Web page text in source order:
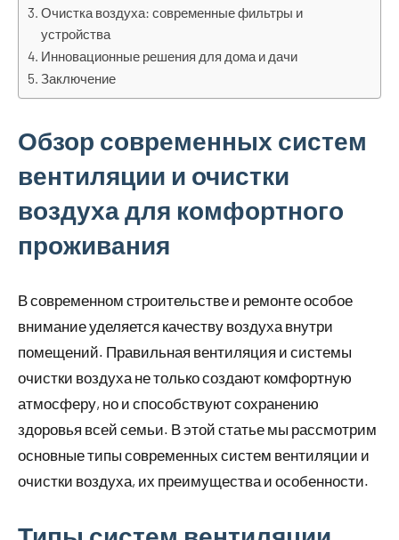
Очистка воздуха: современные фильтры и
устройства
Инновационные решения для дома и дачи
Заключение
Обзор современных систем
вентиляции и очистки
воздуха для комфортного
проживания
В современном строительстве и ремонте особое
внимание уделяется качеству воздуха внутри
помещений. Правильная вентиляция и системы
очистки воздуха не только создают комфортную
атмосферу, но и способствуют сохранению
здоровья всей семьи. В этой статье мы рассмотрим
основные типы современных систем вентиляции и
очистки воздуха, их преимущества и особенности.